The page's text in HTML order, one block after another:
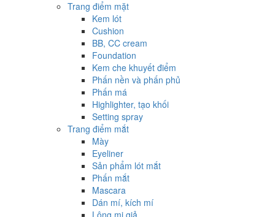
Trang điểm mặt
Kem lót
Cushion
BB, CC cream
Foundation
Kem che khuyết điểm
Phấn nền và phấn phủ
Phấn má
Highlighter, tạo khối
Setting spray
Trang điểm mắt
Mày
Eyeliner
Sản phẩm lót mắt
Phấn mắt
Mascara
Dán mí, kích mí
Lông mi giả